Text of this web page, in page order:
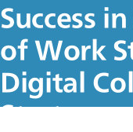
Success
of Work
Digital
Strategy